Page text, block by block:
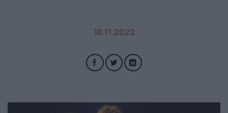
18.11.2022